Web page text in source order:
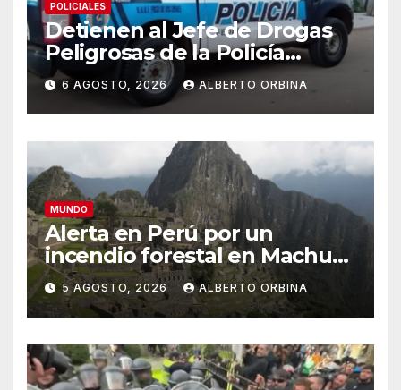
POLICIALES
Detienen al Jefe de Drogas
Peligrosas de la Policía
Federal en Córdoba: enfrenta
varios cargos
6 AGOSTO, 2026 ALBERTO ORBINA
MUNDO
Alerta en Perú por un
incendio forestal en Machu
Picchu que afecta el servicio
de trenes hacia el santuario
5 AGOSTO, 2026 ALBERTO ORBINA